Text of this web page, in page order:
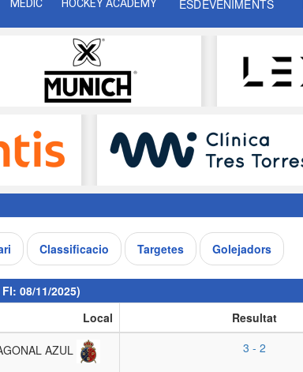
MÈDIC HOCKEY ACADEMY ESDEVENIMENTS
Classificacio Targetes Golejadors
08/11/2025)
Local Resultat
AZUL 3 - 2